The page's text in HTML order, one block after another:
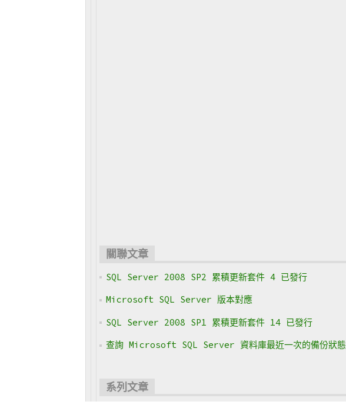
關聯文章
SQL Server 2008 SP2 累積更新套件 4 已發行
Microsoft SQL Server 版本對應
SQL Server 2008 SP1 累積更新套件 14 已發行
查詢 Microsoft SQL Server 資料庫最近一次的備份狀態
系列文章